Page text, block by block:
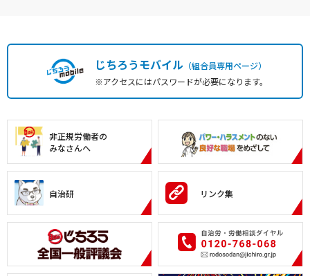
じちろうモバイル（組合員専用ページ）
※アクセスにはパスワードが必要になります。
非正規労働者の
みなさんへ
自治研 リンク集